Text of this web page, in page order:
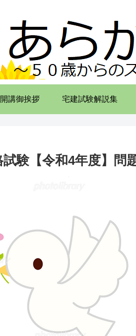
講御挨拶 宅建試験解説集
試験【令和4年度】問